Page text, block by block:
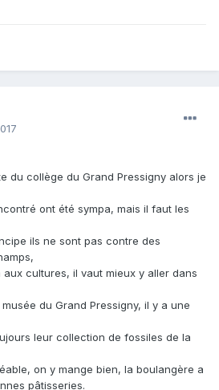
du collège du Grand Pressigny alors je
ont été sympa, mais il faut les
ils ne sont pas contre des
cultures, il vaut mieux y aller dans
du Grand Pressigny, il y a une
leur collection de fossiles de la
on y mange bien, la boulangère a
pâtisseries.